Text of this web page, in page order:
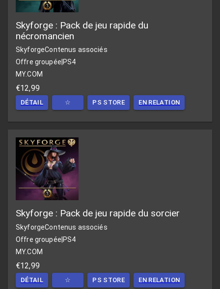
Skyforge : Pack de jeu rapide du
nécromancien
SkyforgeContenus associés
Offre groupée PS4
MY.COM
€12,99
DÉTAIL ☆ PS STORE EN RELATION
Skyforge : Pack de jeu rapide du sorcier
SkyforgeContenus associés
Offre groupée PS4
MY.COM
€12,99
DÉTAIL ☆ PS STORE EN RELATION